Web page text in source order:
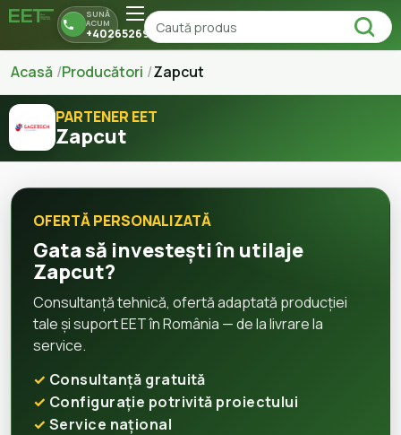
SUNĂ
ACUM
+40265269150
Acasă Producători Zapcut
PARTENER EET
Zapcut
OFERTĂ PERSONALIZATĂ
Gata să investești în utilaje
Zapcut?
Consultanță tehnică, ofertă adaptată producției
tale și suport EET în România — de la livrare la
service.
Consultanță gratuită
Configurație potrivită proiectului
Service național